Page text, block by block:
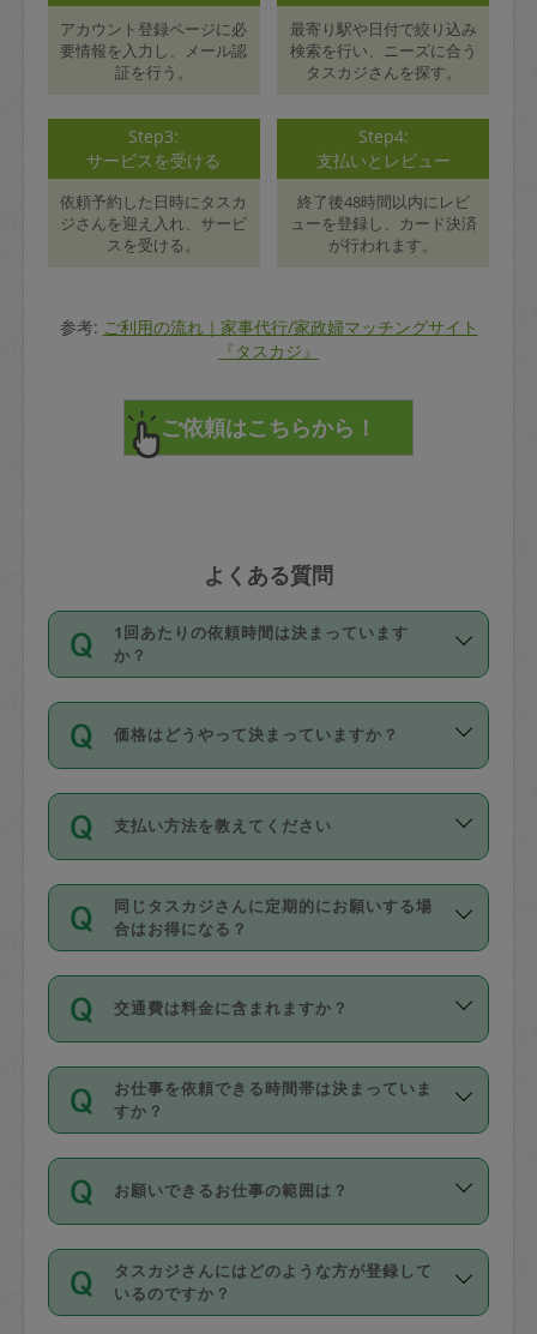
アカウント登録ページに必
要情報を入力し、メール認
証を行う。
最寄り駅や日付で絞り込み
検索を行い、ニーズに合う
タスカジさんを探す。
Step3:
サービスを受ける
依頼予約した日時にタスカ
ジさんを迎え入れ、サービ
スを受ける。
Step4:
支払いとレビュー
終了後48時間以内にレビ
ューを登録し、カード決済
が行われます。
参考: ご利用の流れ｜家事代行/家政婦マッチングサイト
『タスカジ』
よくある質問
1回あたりの依頼時間は決まっています
か？
依頼1回につき3時間固定です。3時間を
超えて依頼したい場合は、延長機能をご
利用ください。機能をご利用いただくに
の上事前申請することが必要です。な
お、3時間を下回っても、値引き等はござ
いません。
価格はどうやって決まっていますか？
11種類の価格帯の中からタスカジさん自
身が価格を選んで設定しています。
タスカジさんの価格設定には最初は制限
があり、レビュー件数、レビューの平均
値、などで除々に設定可能な最高額が上
がっていく仕組みになっています。
支払い方法を教えてください
お支払方法はクレジットカード（Visa／
Master／JCB／AMERICAN EXPRESS／
Diners Club）のみとなります。
を行う際にご入力ください。プロフィー
ル登録時にはご入力いただかなくても大
丈夫です。
デビットカード・プリペイドカード（Vプ
リカ、au WALLETなど）は支払にはご利
銀行振込や現金払いも対応していませ
なお、タスカジさんの交通費も、依頼料
金のご請求と合わせてお支払いとなりま
同じタスカジさんに定期的にお願いする場
合はお得になる？
依頼には「スポット」と「定期（毎週｜
隔週）」があり、「定期」の依頼は「ス
ポット」よりお得な料金でご利用できま
す。
定期の最低利用回数は設けていない代わ
りに、一定数を超えたキャンセルは有償
（例：毎週定期の場合は３回以上のキャ
ンセルが有償（1200円、隔週定期の場合
は２回以上のキャンセルが有償（1200
交通費は料金に含まれますか？
交通費は依頼料金とは別途発生し、依頼
料金のご請求と合わせてお支払いとなり
ます。交通費の金額は「依頼の詳細」に
お仕事を依頼できる時間帯は決まっていま
すか？
時間帯は3種類あります。いずれも１回あ
たり３時間です。
・ＡＭ ９時～１２時
・ＰＭ １３時～１６時
・夜 １８時～２１時
お願いできるお仕事の範囲は？
掃除、整理収納、洗濯、買い物、料理、
作り置きです。タスカジさんによってで
きる仕事の範囲が異なりますので、依頼
タスカジさんにはどのような方が登録して
いるのですか？